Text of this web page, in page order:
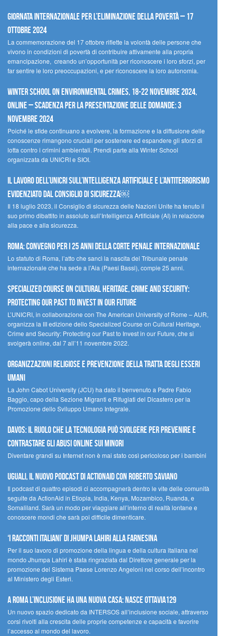
Giornata internazionale per l’eliminazione della povertà – 17
ottobre 2024
La commemorazione del 17 ottobre riflette la volontà delle persone che
vivono in condizioni di povertà di contribuire attivamente alla propria
emancipazione, creando un’opportunità per riconoscere i loro sforzi, per
far sentire le loro preoccupazioni, e per riconoscere la loro autonomia.
Winter School on Environmental Crimes, 18-22 novembre 2024,
Online – Scadenza per la presentazione delle domande: 3
novembre 2024
Poiché le sfide continuano a evolvere, la formazione e la diffusione delle
conoscenze rimangono cruciali per sostenere ed espandere gli sforzi di
lotta contro i crimini ambientali. Prendi parte alla Winter School
organizzata da UNICRI e SIOI.
Il lavoro dell’UNICRI sull’intelligenza artificiale e l’antiterrorismo
evidenziato dal Consiglio di Sicurezza￼
Il 18 luglio 2023, il Consiglio di sicurezza delle Nazioni Unite ha tenuto il
suo primo dibattito in assoluto sull’Intelligenza Artificiale (AI) in relazione
alla pace e alla sicurezza.
Roma: convegno per i 25 anni della Corte penale internazionale
Lo statuto di Roma, l’atto che sancì la nascita del Tribunale penale
internazionale che ha sede a l’Aia (Paesi Bassi), compie 25 anni.
Specialized Course on Cultural Heritage, Crime and Security:
Protecting our Past to Invest in our Future
L’UNICRI, in collaborazione con The American University of Rome – AUR,
organizza la III edizione dello Specialized Course on Cultural Heritage,
Crime and Security: Protecting our Past to Invest in our Future, che si
svolgerà online, dal 7 all’11 novembre 2022.
Organizzazioni religiose e prevenzione della tratta degli esseri
umani
La John Cabot University (JCU) ha dato il benvenuto a Padre Fabio
Baggio, capo della Sezione Migranti e Rifugiati del Dicastero per la
Promozione dello Sviluppo Umano Integrale.
Davos: il ruolo che la tecnologia può svolgere per prevenire e
contrastare gli abusi online sui minori
Diventare grandi su Internet non è mai stato così pericoloso per i bambini
UGUALI, il nuovo podcast di ACTIONAID con Roberto Saviano
Il podcast di quattro episodi ci accompagnerà dentro le vite delle comunità
seguite da ActionAid in Etiopia, India, Kenya, Mozambico, Ruanda, e
Somaliland. Sarà un modo per viaggiare all’interno di realtà lontane e
conoscere mondi che sarà poi difficile dimenticare.
‘I racconti italiani’ di Jhumpa Lahiri alla Farnesina
Per il suo lavoro di promozione della lingua e della cultura italiana nel
mondo Jhumpa Lahiri è stata ringraziata dal Direttore generale per la
promozione del Sistema Paese Lorenzo Angeloni nel corso dell’incontro
al Ministero degli Esteri.
A Roma l’inclusione ha una nuova casa: nasce Ottavia129
Un nuovo spazio dedicato da INTERSOS all’inclusione sociale, attraverso
corsi rivolti alla crescita delle proprie competenze e capacità e favorire
l’accesso al mondo del lavoro.